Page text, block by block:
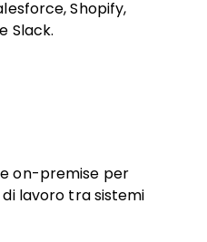
Shopify,
Slack.
on-premise per
di lavoro tra sistemi